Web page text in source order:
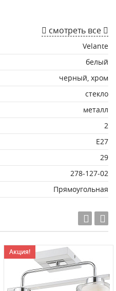
смотреть все
Velante
белый
черный, хром
стекло
металл
2
E27
29
278-127-02
Прямоугольная
Акция!